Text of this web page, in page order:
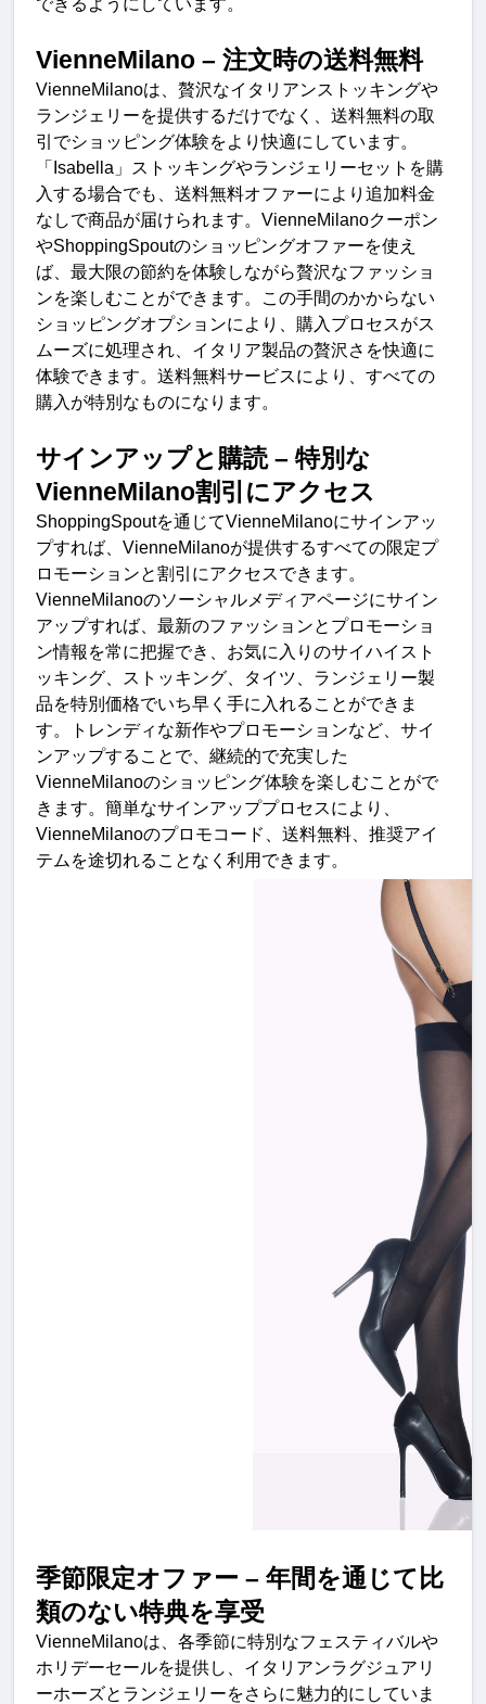
VienneMilano – 注文時の送料無料
VienneMilanoは、贅沢なイタリアンストッキングや
ランジェリーを提供するだけでなく、送料無料の取
引でショッピング体験をより快適にしています。
「 Isabella 」ストッキングやランジェリーセットを購
入する場合でも、送料無料オファーにより追加料金
なしで商品が届けられます。 VienneMilanoクーポン
やShoppingSpoutのショッピングオファーを使え
ば、最大限の節約を体験しながら贅沢なファッショ
ンを楽しむことができます。この手間のかからない
ショッピングオプションにより、購入プロセスがス
ムーズに処理され、イタリア製品の贅沢さを快適に
体験できます。送料無料サービスにより、すべての
購入が特別なものになります。
サインアップと購読– 特別な
VienneMilano割引にアクセス
ShoppingSpoutを通じてVienneMilanoにサインアッ
プすれば、 VienneMilanoが提供するすべての限定プ
ロモーションと割引にアクセスできます。
VienneMilanoのソーシャルメディアページにサイン
アップすれば、最新のファッションとプロモーショ
ン情報を常に把握でき、お気に入りのサイハイスト
ッキング、ストッキング、タイツ、ランジェリー製
品を特別価格でいち早く手に入れることができま
す。トレンディな新作やプロモーションなど、サイ
ンアップすることで、継続的で充実した
VienneMilanoのショッピング体験を楽しむことがで
きます。簡単なサインアッププロセスにより、
VienneMilanoのプロモコード、送料無料、推奨アイ
テムを途切れることなく利用できます。
季節限定オファー – 年間を通じて比
類のない特典を享受
VienneMilanoは、各季節に特別なフェスティバルや
ホリデーセールを提供し、イタリアンラグジュアリ
ーホーズとランジェリーをさらに魅力的にしていま